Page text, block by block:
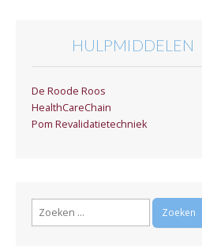
HULPMIDDELEN
De Roode Roos
HealthCareChain
Pom Revalidatietechniek
Zoeken